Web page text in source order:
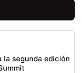
la segunda edición